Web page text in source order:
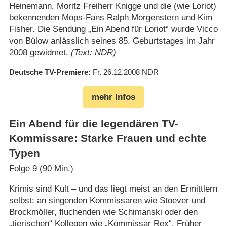
Heinemann, Moritz Freiherr Knigge und die (wie Loriot)
bekennenden Mops-Fans Ralph Morgenstern und Kim
Fisher. Die Sendung „Ein Abend für Loriot“ wurde Vicco
von Bülow anlässlich seines 85. Geburtstages im Jahr
2008 gewidmet. (Text: NDR)
Deutsche TV-Premiere Fr. 26.12.2008 NDR
mehr Infos
Ein Abend für die legendären TV-
Kommissare: Starke Frauen und echte
Typen
Folge 9 (90 Min.)
Krimis sind Kult – und das liegt meist an den Ermittlern
selbst: an singenden Kommissaren wie Stoever und
Brockmöller, fluchenden wie Schimanski oder den
„tierischen“ Kollegen wie „Kommissar Rex“. Früher